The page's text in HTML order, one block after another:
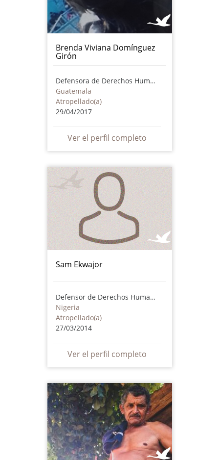
Brenda Viviana Domínguez
Girón
Defensora de Derechos Humanos
Guatemala
Atropellado(a)
29/04/2017
Ver el perfil completo
Sam Ekwajor
Defensor de Derechos Humanos
Nigeria
Atropellado(a)
27/03/2014
Ver el perfil completo